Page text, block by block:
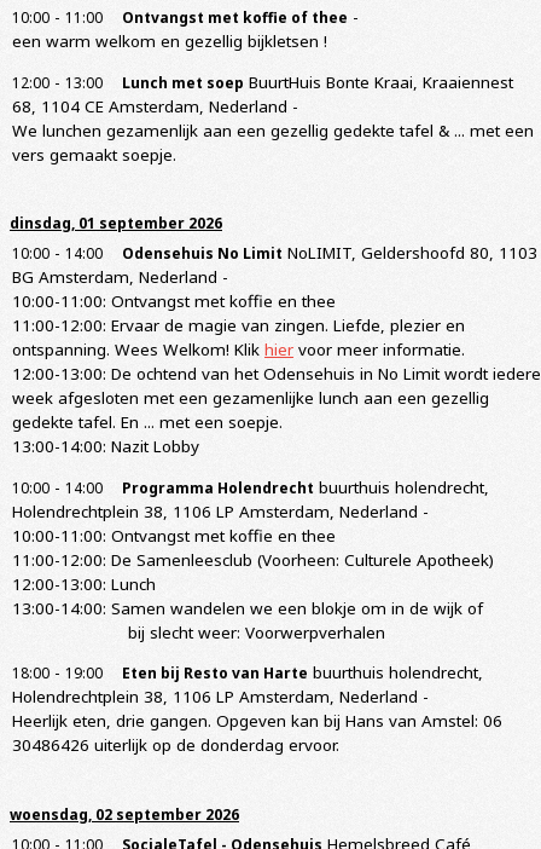
10:00 - 11:00 Ontvangst met koffie of thee -
een warm welkom en gezellig bijkletsen !
12:00 - 13:00 Lunch met soep BuurtHuis Bonte Kraai, Kraaiennest
68, 1104 CE Amsterdam, Nederland -
We lunchen gezamenlijk aan een gezellig gedekte tafel & ... met een
vers gemaakt soepje.
dinsdag, 01 september 2026
10:00 - 14:00 Odensehuis No Limit NoLIMIT, Geldershoofd 80, 1103
BG Amsterdam, Nederland -
10:00-11:00: Ontvangst met koffie en thee
11:00-12:00: Ervaar de magie van zingen. Liefde, plezier en
ontspanning. Wees Welkom! Klik hier voor meer informatie.
12:00-13:00: De ochtend van het Odensehuis in No Limit wordt iedere
week afgesloten met een gezamenlijke lunch aan een gezellig
gedekte tafel. En ... met een soepje.
13:00-14:00: Nazit Lobby
10:00 - 14:00 Programma Holendrecht buurthuis holendrecht,
Holendrechtplein 38, 1106 LP Amsterdam, Nederland -
10:00-11:00: Ontvangst met koffie en thee
11:00-12:00: De Samenleesclub (Voorheen: Culturele Apotheek)
12:00-13:00: Lunch
13:00-14:00: Samen wandelen we een blokje om in de wijk of
bij slecht weer: Voorwerpverhalen
18:00 - 19:00 Eten bij Resto van Harte buurthuis holendrecht,
Holendrechtplein 38, 1106 LP Amsterdam, Nederland -
Heerlijk eten, drie gangen. Opgeven kan bij Hans van Amstel: 06
30486426 uiterlijk op de donderdag ervoor.
woensdag, 02 september 2026
10:00 - 11:00 SocialeTafel - Odensehuis Hemelsbreed Café,